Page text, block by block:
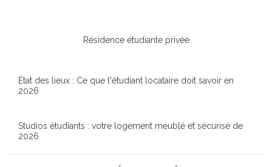
Résidence étudiante privée
État des lieux : Ce que l'étudiant locataire doit savoir en
2026
Studios étudiants : votre logement meublé et sécurisé de
2026